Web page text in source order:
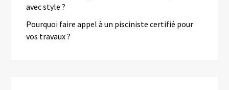
avec style ?
Pourquoi faire appel à un pisciniste certifié pour
vos travaux ?